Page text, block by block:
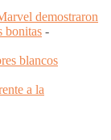
demostraron
bonitas -
blancos
a la